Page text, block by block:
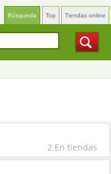
Búsqueda Top Tiendas online
2 En tiendas